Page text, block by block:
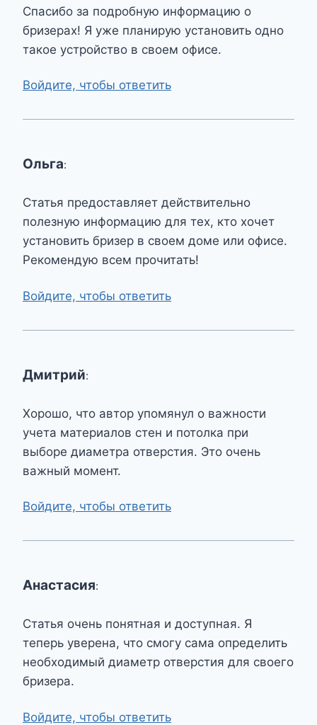
Спасибо за подробную информацию о
бризерах! Я уже планирую установить одно
такое устройство в своем офисе.
Войдите, чтобы ответить
Ольга:
Статья предоставляет действительно
полезную информацию для тех, кто хочет
установить бризер в своем доме или офисе.
Рекомендую всем прочитать!
Войдите, чтобы ответить
Дмитрий:
Хорошо, что автор упомянул о важности
учета материалов стен и потолка при
выборе диаметра отверстия. Это очень
важный момент.
Войдите, чтобы ответить
Анастасия:
Статья очень понятная и доступная. Я
теперь уверена, что смогу сама определить
необходимый диаметр отверстия для своего
бризера.
Войдите, чтобы ответить